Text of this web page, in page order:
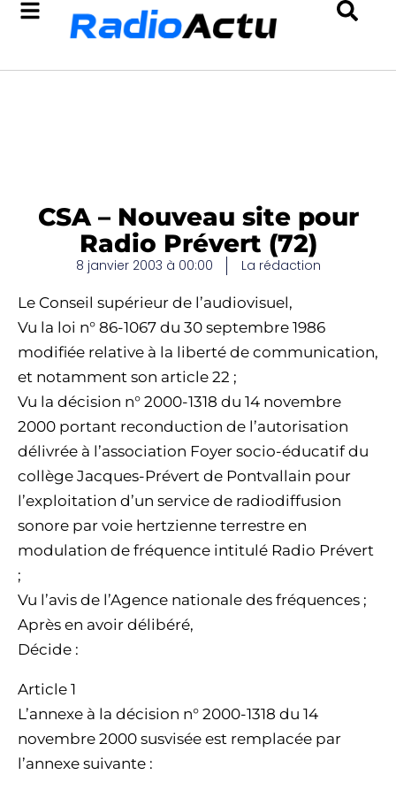
CSA – Nouveau site pour
Radio Prévert (72)
8 janvier 2003 à 00:00 La rédaction
Le Conseil supérieur de l’audiovisuel,
Vu la loi n° 86-1067 du 30 septembre 1986
modifiée relative à la liberté de communication,
et notamment son article 22 ;
Vu la décision n° 2000-1318 du 14 novembre
2000 portant reconduction de l’autorisation
délivrée à l’association Foyer socio-éducatif du
collège Jacques-Prévert de Pontvallain pour
l’exploitation d’un service de radiodiffusion
sonore par voie hertzienne terrestre en
modulation de fréquence intitulé Radio Prévert
;
Vu l’avis de l’Agence nationale des fréquences ;
Après en avoir délibéré,
Décide :
Article 1
L’annexe à la décision n° 2000-1318 du 14
novembre 2000 susvisée est remplacée par
l’annexe suivante :